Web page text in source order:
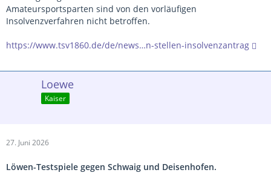
Amateursportsparten sind von den vorläufigen
Insolvenzverfahren nicht betroffen.
https://www.tsv1860.de/de/news…n-stellen-insolvenzantrag
Loewe
Kaiser
27. Juni 2026
Löwen-Testspiele gegen Schwaig und Deisenhofen.